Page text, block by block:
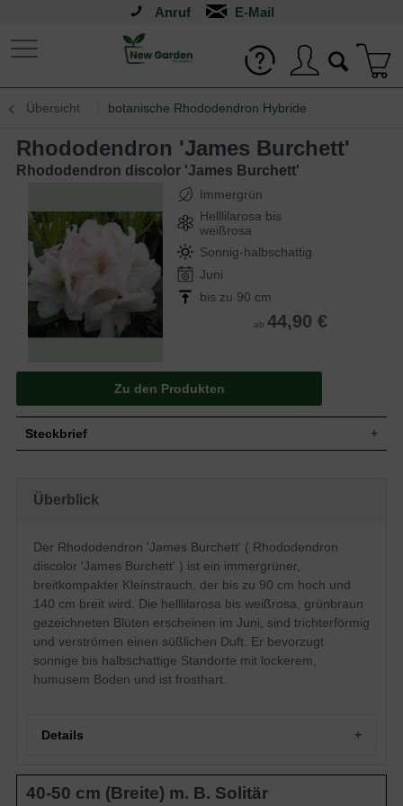
Anruf
Übersicht botanische Rhododendron Hybride
Rhododendron 'James Burchett'
Rhododendron discolor 'James Burchett'
Immergrün
Helllilarosa bis
weißrosa
Sonnig-halbschattig
Juni
bis zu 90 cm
ab 44,90 €
Zu den Produkten
Steckbrief
Blatt
Immergrün, lanzettlich bis schmal-
elliptisch, am Ende zugespitzt, glänzend,
tiefgrün, bis zu 19 cm lang und 8 cm breit
Frucht
Kapselfrucht
Blüte
Helllilarosa bis weißrosa, grünbraun
gezeichnet, trichterförmig, weit geöffnet,
Einzelblüte ca. 9 cm im Durchmesser,
rosa Knospen, in Dolden zusammen,
reichblühend und süßlich duftend
Wurzeln
Böden vermeiden
Standort
Sonnig bis halbschattig
Überblick
Der Rhododendron 'James Burchett' ( Rhododendron
discolor 'James Burchett' ) ist ein immergrüner,
breitkompakter Kleinstrauch, der bis zu 90 cm hoch und
140 cm breit wird. Die helllilarosa bis weißrosa, grünbraun
gezeichneten Blüten erscheinen im Juni, sind trichterförmig
und verströmen einen süßlichen Duft. Er bevorzugt
sonnige bis halbschattige Standorte mit lockerem,
humusem Boden und ist frosthart.
Details
40-50 cm (Breite) m. B. Solitär